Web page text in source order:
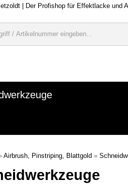
Airbrush, Pinstriping, Blattgold »